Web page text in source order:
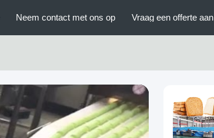
Neem contact met ons op Vraag een offerte aan